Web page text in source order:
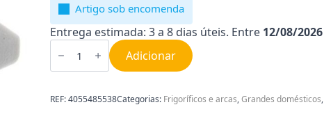
Artigo sob encomenda
Entrega estimada: 3 a 8 dias úteis. Entre 12/08/2026
Quantidade
de
Porta
AEG
4055485538
Adicionar
REF:4055485538Categorias: Frigoríficos e arcas,Grandes domésticos,